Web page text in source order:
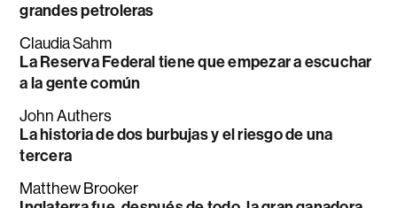
grandes petroleras
Claudia Sahm
La Reserva Federal tiene que empezar a escuchar
a la gente común
John Authers
La historia de dos burbujas y el riesgo de una
tercera
Matthew Brooker